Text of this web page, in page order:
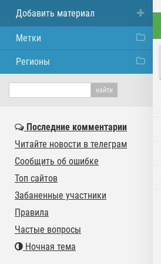
Добавить материал
Метки
Регионы
Последние комментарии
Читайте новости в телеграм
Сообщить об ошибке
Топ сайтов
Забаненные участники
Правила
Частые вопросы
Ночная тема